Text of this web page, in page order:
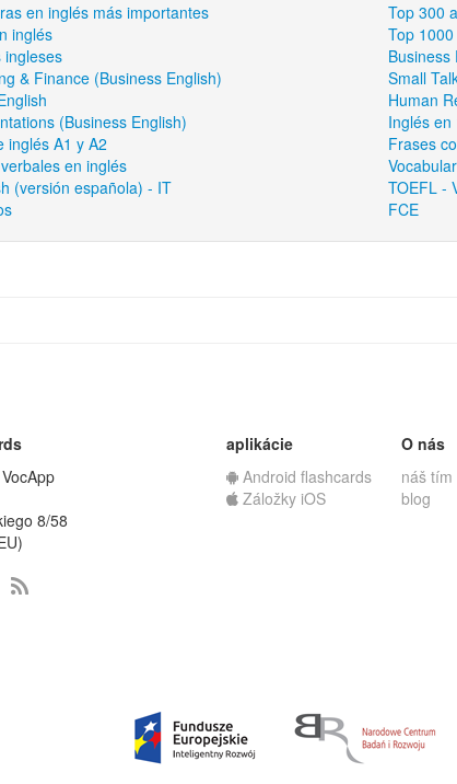
en inglés más importantes
Top 300
inglés
Top
ingleses
Business
& Finance (Business English)
Small
Human
(Business English)
Inglés en
inglés A1 y A2
Frases
en inglés
(versión española) - IT
TOEFL -
FCE
8/58
aplikácie
Android flashcards
Záložky iOS
O nás
náš tím
blog